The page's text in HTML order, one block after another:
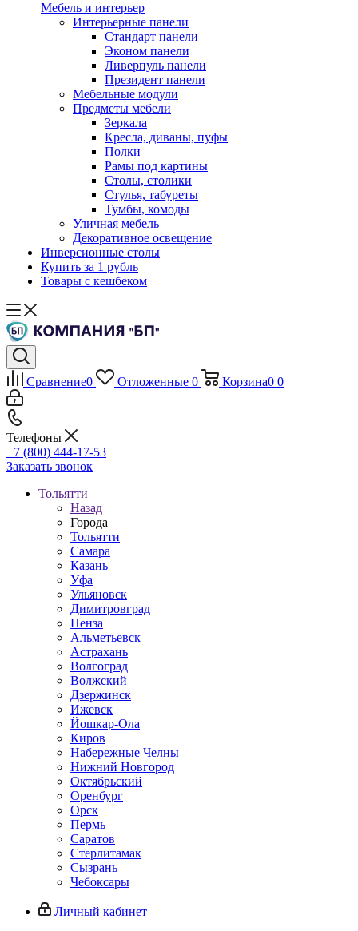
Мебель и интерьер
Интерьерные панели
Стандарт панели
Эконом панели
Ливерпуль панели
Президент панели
Мебельные модули
Предметы мебели
Зеркала
Кресла, диваны, пуфы
Полки
Рамы под картины
Столы, столики
Стулья, табуреты
Тумбы, комоды
Уличная мебель
Декоративное освещение
Инверсионные столы
Купить за 1 рубль
Товары с кешбеком
Сравнение0 Отложенные 0 Корзина0 0
Телефоны
+7 (800) 444-17-53
Заказать звонок
Тольятти
Назад
Города
Тольятти
Самара
Казань
Уфа
Ульяновск
Димитровград
Пенза
Альметьевск
Астрахань
Волгоград
Волжский
Дзержинск
Ижевск
Йошкар-Ола
Киров
Набережные Челны
Нижний Новгород
Октябрьский
Оренбург
Орск
Пермь
Саратов
Стерлитамак
Сызрань
Чебоксары
Личный кабинет